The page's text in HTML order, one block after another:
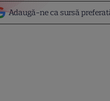
Adaugă-ne ca sursă